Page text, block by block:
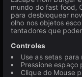
mundo do fast food,
para desbloquear
olho nos objetos
tentadores que
Controles
Use as setas para
Pressione espaço
Clique do Mouse